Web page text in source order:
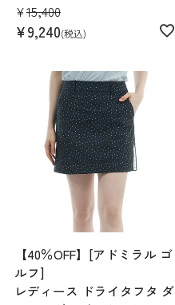
¥15,400
¥9,240 税込
【40％OFF】[アドミラル ゴ
ルフ]
レディース ドライタフタ ダ